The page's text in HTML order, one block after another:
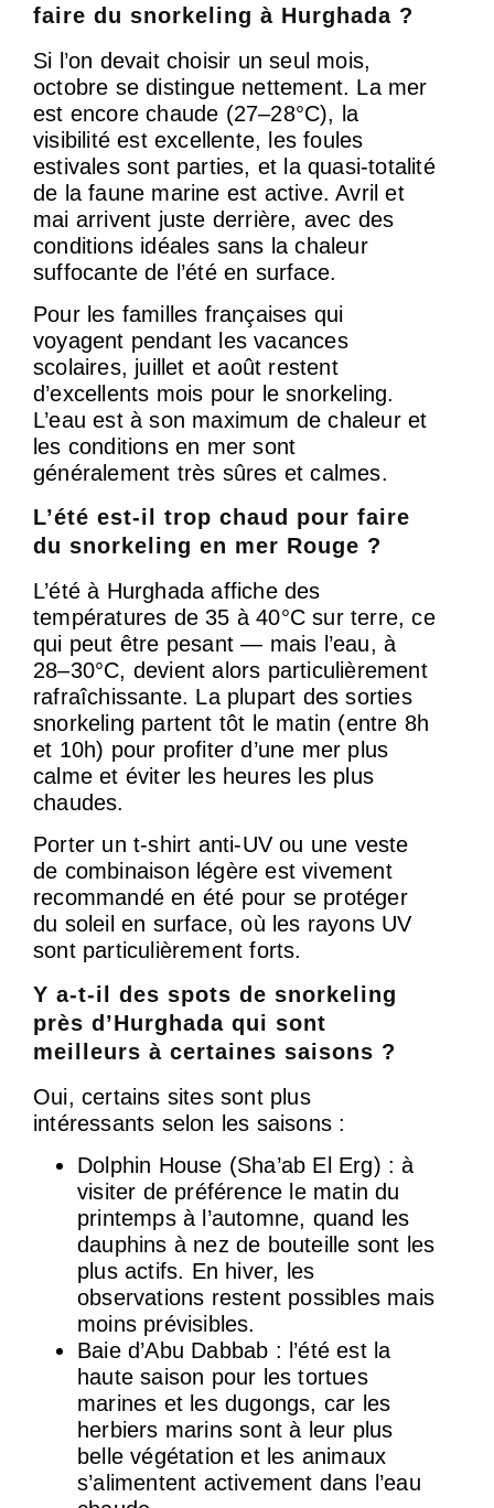
faire du snorkeling à Hurghada ?
Si l’on devait choisir un seul mois,
octobre se distingue nettement. La mer
est encore chaude (27–28°C), la
visibilité est excellente, les foules
estivales sont parties, et la quasi-totalité
de la faune marine est active. Avril et
mai arrivent juste derrière, avec des
conditions idéales sans la chaleur
suffocante de l’été en surface.
Pour les familles françaises qui
voyagent pendant les vacances
scolaires, juillet et août restent
d’excellents mois pour le snorkeling.
L’eau est à son maximum de chaleur et
les conditions en mer sont
généralement très sûres et calmes.
L’été est-il trop chaud pour faire
du snorkeling en mer Rouge ?
L’été à Hurghada affiche des
températures de 35 à 40°C sur terre, ce
qui peut être pesant — mais l’eau, à
28–30°C, devient alors particulièrement
rafraîchissante. La plupart des sorties
snorkeling partent tôt le matin (entre 8h
et 10h) pour profiter d’une mer plus
calme et éviter les heures les plus
chaudes.
Porter un t-shirt anti-UV ou une veste
de combinaison légère est vivement
recommandé en été pour se protéger
du soleil en surface, où les rayons UV
sont particulièrement forts.
Y a-t-il des spots de snorkeling
près d’Hurghada qui sont
meilleurs à certaines saisons ?
Oui, certains sites sont plus
intéressants selon les saisons :
Dolphin House (Sha’ab El Erg) : à
visiter de préférence le matin du
printemps à l’automne, quand les
dauphins à nez de bouteille sont les
plus actifs. En hiver, les
observations restent possibles mais
moins prévisibles.
Baie d’Abu Dabbab : l’été est la
haute saison pour les tortues
marines et les dugongs, car les
herbiers marins sont à leur plus
belle végétation et les animaux
s’alimentent activement dans l’eau